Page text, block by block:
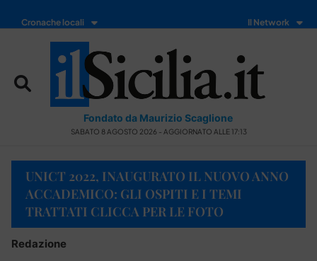
Cronache locali Il Network
Fondato da Maurizio Scaglione
SABATO 8 AGOSTO 2026 - AGGIORNATO ALLE 17:13
UNICT 2022, INAUGURATO IL NUOVO ANNO
ACCADEMICO: GLI OSPITI E I TEMI
TRATTATI CLICCA PER LE FOTO
Redazione